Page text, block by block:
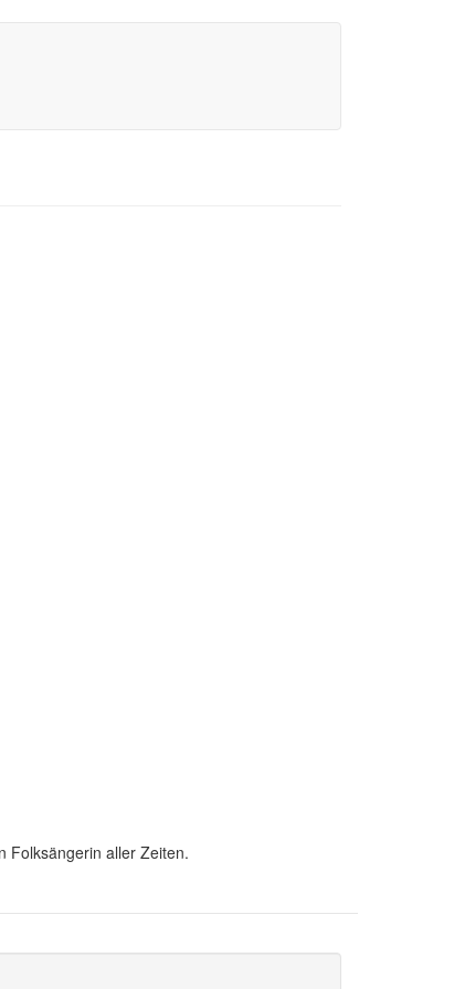
Folksängerin aller Zeiten.